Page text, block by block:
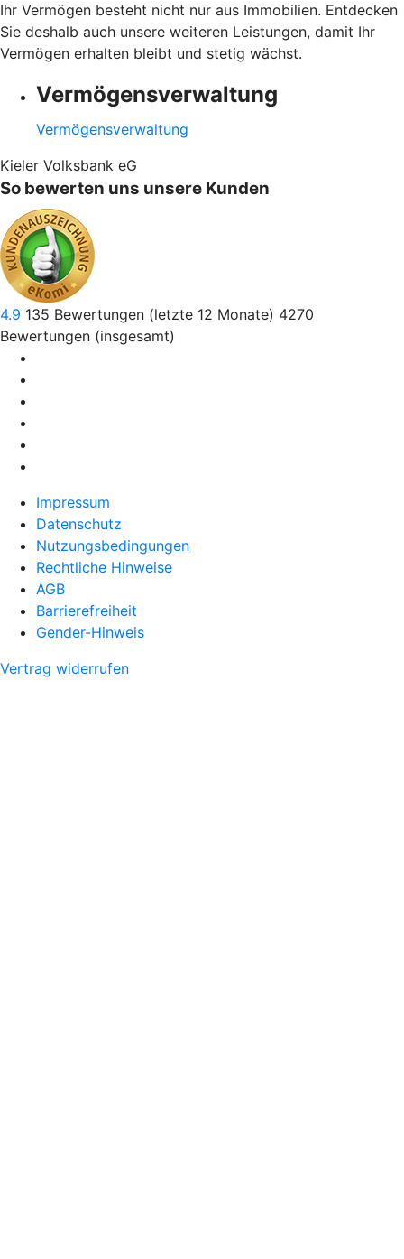
Ihr Vermögen besteht nicht nur aus Immobilien. Entdecken
Sie deshalb auch unsere weiteren Leistungen, damit Ihr
Vermögen erhalten bleibt und stetig wächst.
Vermögensverwaltung
Vermögensverwaltung
Kieler Volksbank eG
So bewerten uns unsere Kunden
4.9 135 Bewertungen (letzte 12 Monate) 4270
Bewertungen (insgesamt)
Impressum
Datenschutz
Nutzungsbedingungen
Rechtliche Hinweise
AGB
Barrierefreiheit
Gender-Hinweis
Vertrag widerrufen